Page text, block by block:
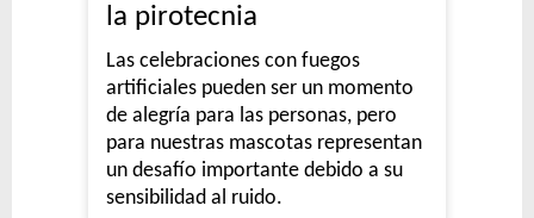
la pirotecnia
Las celebraciones con fuegos
artificiales pueden ser un momento
de alegría para las personas, pero
para nuestras mascotas representan
un desafío importante debido a su
sensibilidad al ruido.